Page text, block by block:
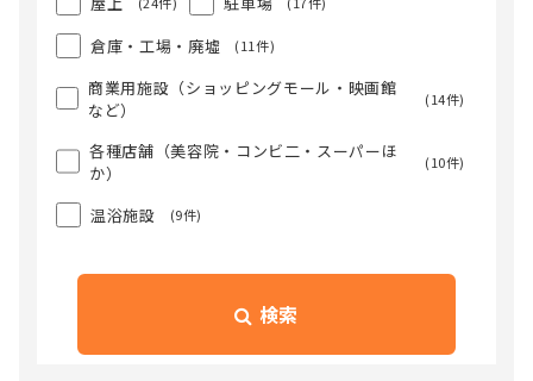
倉庫・工場・廃墟 (11件)
商業用施設（ショッピングモール・映画館
など）
(14件)
各種店舗（美容院・コンビ二・スーパーほ
か）
(10件)
温浴施設 (9件)
検索